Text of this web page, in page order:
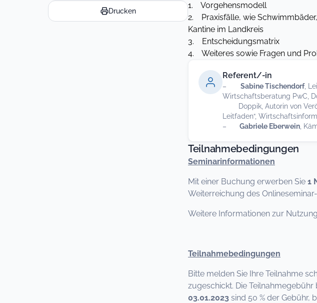
Drucken
1. Vorgehensmodell
2. Praxisfälle, wie
Kantine im Landkreis
3. Entscheidungsmatrix
4. Weiteres sowie Fragen und
Referent/-in
– Sabine Tischendorf,
Wirtschaftsberatung PwC,
Doppik, Autorin von
Leitfaden“,
–
Gabriele Eberwein ,
Teilnahmebedingungen
Seminarinformationen
Mit einer Buchung erwerben Sie 1
Weiterreichung des
Weitere Informationen zur
Teilnahmebedingungen
Bitte melden Sie Ihre Teilnahme
zugeschickt. Die
03.01.2023 sind 50 % der Gebühr,